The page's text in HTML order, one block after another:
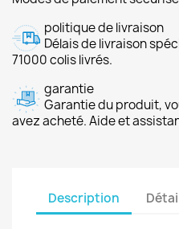
politique de livraison
Délais de livraison
71000 colis livrés.
garantie
Garantie du produit,
avez acheté. Aide et
Description